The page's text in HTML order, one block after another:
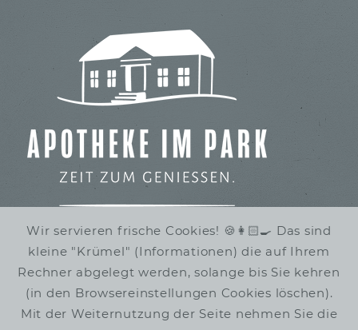
IMBISS IM STADTPARK
WINTERRUHE
Wir servieren frische Cookies! 🍪👩🏻‍🍳 Das sind
kleine "Krümel" (Informationen) die auf Ihrem
Rechner abgelegt werden, solange bis Sie kehren
(in den Browsereinstellungen Cookies löschen).
Mit der Weiternutzung der Seite nehmen Sie die